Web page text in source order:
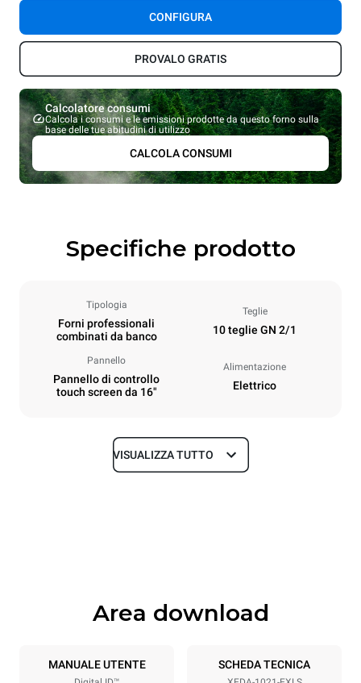
CONFIGURA
PROVALO GRATIS
Calcolatore consumi
Calcola i consumi e le emissioni prodotte da questo forno sulla
base delle tue abitudini di utilizzo
CALCOLA CONSUMI
Specifiche prodotto
Tipologia
Forni professionali
combinati da banco
Teglie
10 teglie GN 2/1
Pannello
Pannello di controllo
touch screen da 16"
Alimentazione
Elettrico
Dimensioni
Specifiche teglia
10 GN 2/1
VISUALIZZA TUTTO
Area download
MANUALE UTENTE SCHEDA TECNICA